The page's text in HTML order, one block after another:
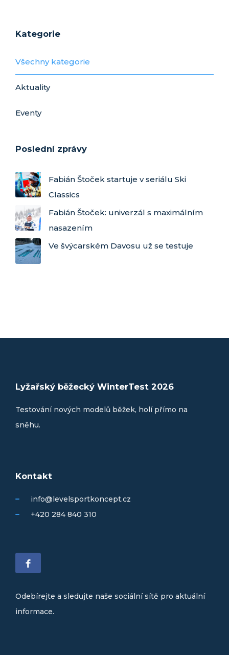
Kategorie
Všechny kategorie
Aktuality
Eventy
Poslední zprávy
Fabián Štoček startuje v seriálu Ski
Classics
Fabián Štoček: univerzál s maximálním
nasazením
Ve švýcarském Davosu už se testuje
Lyžařský běžecký WinterTest 2026
Testování nových modelů běžek, holí přímo na
sněhu.
Kontakt
info@levelsportkoncept.cz
+420 284 840 310
Odebírejte a sledujte naše sociální sítě pro aktuální
informace.